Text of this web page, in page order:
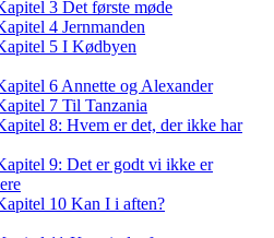
3 Det første møde
4 Jernmanden
5 I Kødbyen
6 Annette og Alexander
7 Til Tanzania
8: Hvem er det, der ikke har
9: Det er godt vi ikke er
10 Kan I i aften?